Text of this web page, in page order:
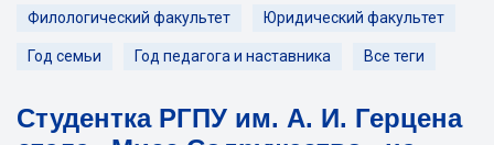
Филологический факультет Юридический факультет
Год семьи Год педагога и наставника Все теги
Студентка РГПУ им. А. И. Герцена